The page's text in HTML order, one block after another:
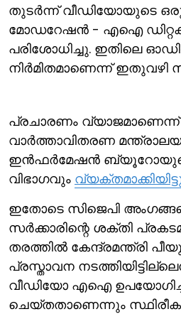
തുടര്‍ന്ന് വീഡിയോയുടെ
മോഡറേഷന്‍ - എഐ
പരിശോധിച്ചു. ഇതിലെ
നിര്‍മിതമാണെന്ന് ഇതുവഴി
പ്രചാരണം വ്യാജമാണെന്ന്
വാര്‍ത്താവിതരണ
ഇന്‍ഫര്‍മേഷന്‍ ബ്യൂറോയുടെ
വിഭാഗവും
ഇതോടെ സിജെപി
സര്‍ക്കാരിന്റെ ശക്തി
തരത്തില്‍ കേന്ദ്രമന്ത്രി
പ്രസ്താവന
വീഡിയോ എഐ
ചെയ്തതാണെന്നും